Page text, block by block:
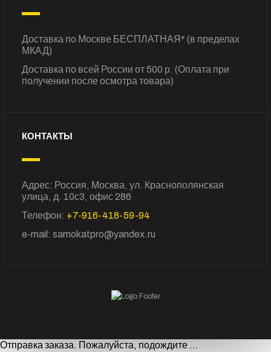
Доставка по Москве БЕСПЛАТНАЯ* (в пределах
МКАД)
Доставка по всей России от 500 р. (Оплата при
получении после осмотра товара)
КОНТАКТЫ
Адрес: Россия, Москва, ул. Краснополянская
улица, д. 10с3, офис 286
Телефон: +7-916-418-59-94
e-mail: samokatpro@yandex.ru
Отправка заказа. Пожалуйста, подождите ...